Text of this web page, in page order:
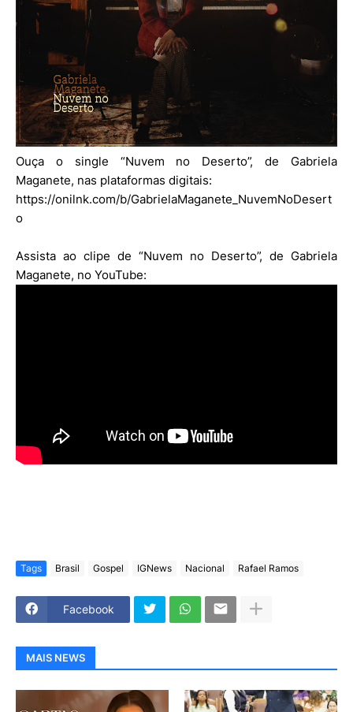
Ouça o single “Nuvem no Deserto”, de Gabriela
Maganete, nas plataformas digitais:
https://onilnk.com/b/GabrielaMaganete_NuvemNoDesert
o
Assista ao clipe de “Nuvem no Deserto”, de Gabriela
Maganete, no YouTube:
Tags Brasil Gospel IGNews Nacional Rafael Ramos
Facebook
MAIS NEWS